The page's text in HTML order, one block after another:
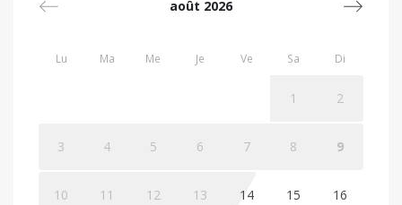
août 2026
Lu Ma Me Je Ve Sa Di
1 2
3 4 5 6 7 8 9
10 11 12 13 14 15 16